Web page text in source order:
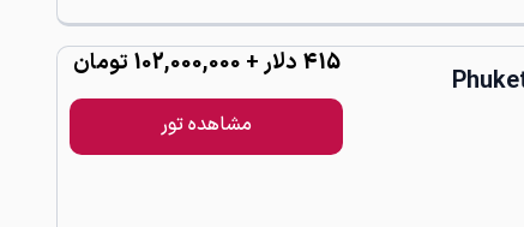
415 دلار+ 102,000,000 تومان
مشاهده تور